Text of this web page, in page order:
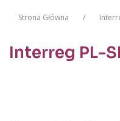
Strona Główna
Interreg PL-